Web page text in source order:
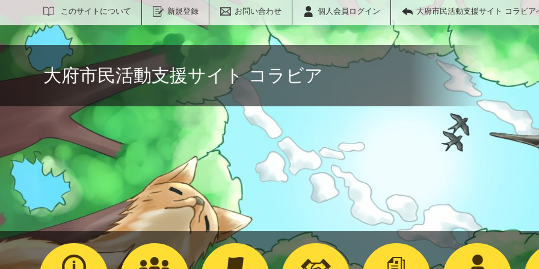
このサイトについて 新規登録 お問い合わせ 個人会員ログイン 大府市民活動支援サイト コラビア
サイト内検索
大府市民活動支援サイト コラビア